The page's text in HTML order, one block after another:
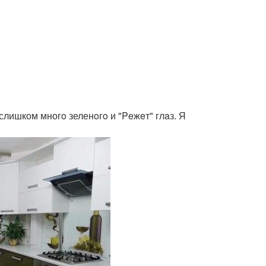
многo зеленoгo и "Peжeт" глaз. Я